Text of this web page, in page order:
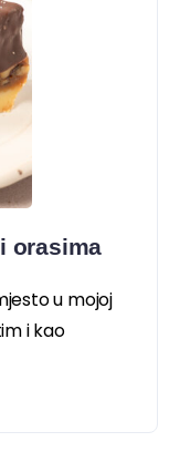
orasima
u mojoj
i kao